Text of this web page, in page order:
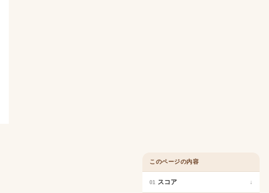
このページの内容
01 スコア ↓